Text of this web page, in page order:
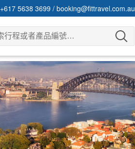
+617 5638 3699 /booking@fittravel.com.au